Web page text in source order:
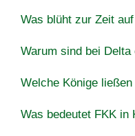
Was blüht zur Zeit
Warum sind bei
Welche Könige
Was bedeutet FKK in